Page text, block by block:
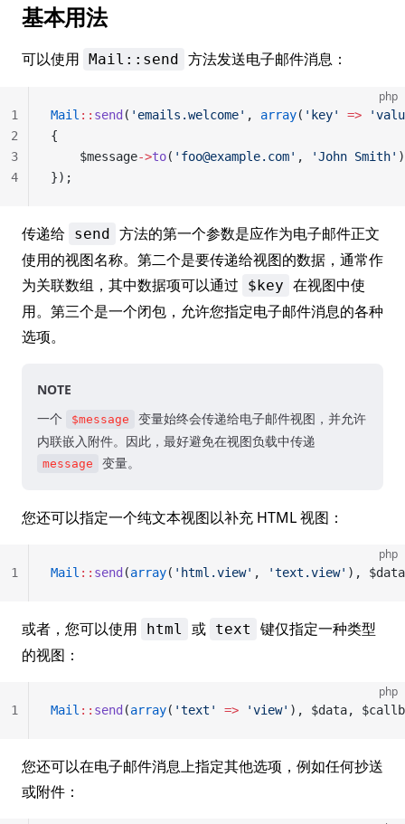
基本用法
可以使用 Mail::send 方法发送电子邮件消息：
php
Mail :: send ( 'emails.welcome' , array( 'key' =>
{
	$message
->to( 'foo@example.com' , 'John Smith' )
});
1
2
3
4
传递给 send 方法的第一个参数是应作为电子邮件正文
使用的视图名称。第二个是要传递给视图的数据，通常作
为关联数组，其中数据项可以通过
$key 在视图中使
用。第三个是一个闭包，允许您指定电子邮件消息的各种
选项。
NOTE
一个
$message
变量始终会传递给电子邮件视图，并允许
内联嵌入附件。因此，最好避免在视图负载中传递
message 变量。
您还可以指定一个纯文本视图以补充 HTML 视图：
php
Mail :: send (array( 'html.view' , 'text.view' ),
1
或者，您可以使用 html 或 text
键仅指定一种类型
的视图：
php
Mail :: send (array( 'text' => 'view' ), $data,
1
您还可以在电子邮件消息上指定其他选项，例如任何抄送
或附件：